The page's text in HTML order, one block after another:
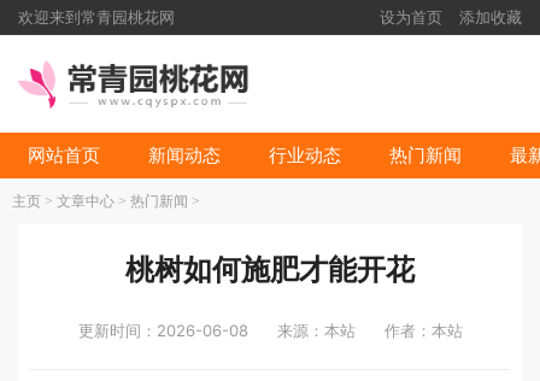
欢迎来到常青园桃花网 设为首页 添加收藏
网站首页 新闻动态 行业动态 热门新闻 最
主页 > 文章中心 > 热门新闻 >
桃树如何施肥才能开花
更新时间：2026-06-08 来源：本站 作者：本站